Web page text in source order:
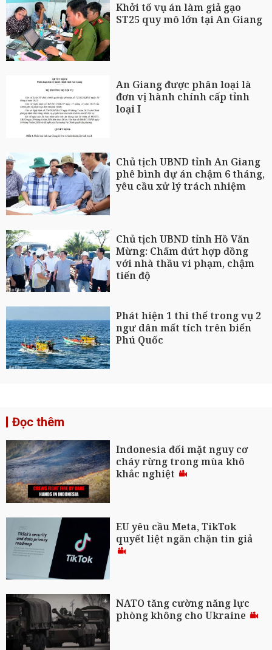
Khởi tố vụ án làm giả gạo
ST25 quy mô lớn tại An Giang
An Giang được phân loại là
đơn vị hành chính cấp tỉnh
loại I
Chủ tịch UBND tỉnh An Giang
phê bình dự án chậm 6 tháng,
yêu cầu xử lý trách nhiệm
Chủ tịch UBND tỉnh Hồ Văn
Mừng: Chấm dứt hợp đồng
với nhà thầu vi phạm, chậm
tiến độ
Phát hiện 1 thi thể trong vụ 2
ngư dân mất tích trên biển
Phú Quốc
Đọc thêm
Indonesia đối mặt nguy cơ
cháy rừng trong mùa khô
khắc nghiệt
EU yêu cầu Meta, TikTok
quyết liệt ngăn chặn tin giả
NATO tăng cường năng lực
phòng không cho Ukraine